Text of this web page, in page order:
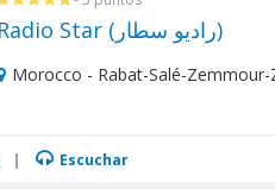
Radio Star (راديو سطار)
Morocco - Rabat-Salé-Zemmour-
| Escuchar